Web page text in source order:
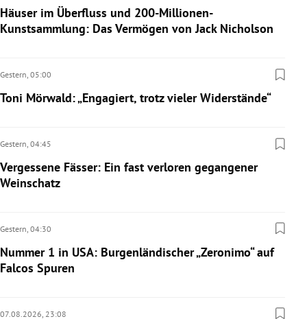
Häuser im Überfluss und 200-Millionen-
Kunstsammlung: Das Vermögen von Jack Nicholson
Gestern, 05:00
Toni Mörwald: „Engagiert, trotz vieler Widerstände“
Gestern, 04:45
Vergessene Fässer: Ein fast verloren gegangener
Weinschatz
Gestern, 04:30
Nummer 1 in USA: Burgenländischer „Zeronimo“ auf
Falcos Spuren
07.08.2026, 23:08